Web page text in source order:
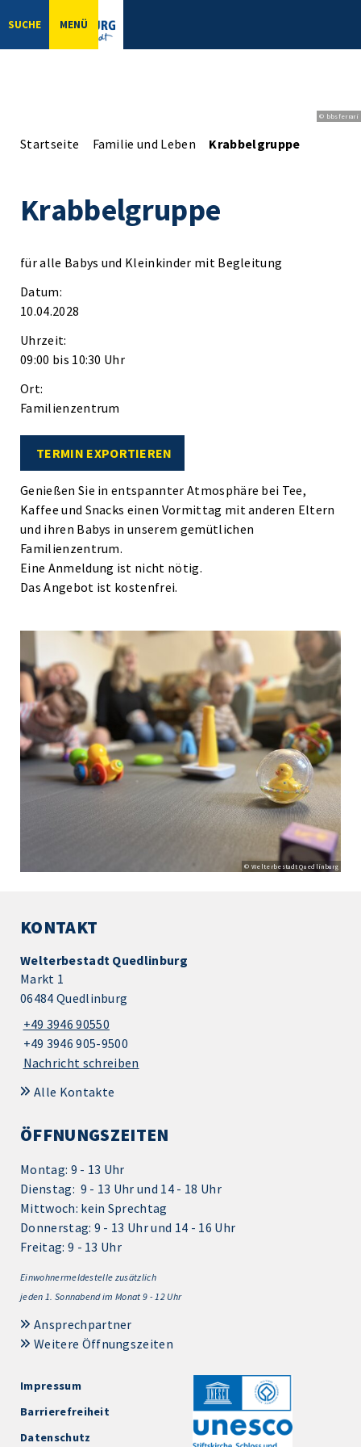
SUCHE MENÜ
© bbsferrari
Startseite Familie und Leben Krabbelgruppe
Krabbelgruppe
für alle Babys und Kleinkinder mit Begleitung
Datum:
10.04.2028
Uhrzeit:
09:00 bis 10:30 Uhr
Ort:
Familienzentrum
TERMIN EXPORTIEREN
Genießen Sie in entspannter Atmosphäre bei Tee,
Kaffee und Snacks einen Vormittag mit anderen Eltern
und ihren Babys in unserem gemütlichen
Familienzentrum.
Eine Anmeldung ist nicht nötig.
Das Angebot ist kostenfrei.
© Welterbestadt Quedlinburg
KONTAKT
Welterbestadt Quedlinburg
Markt 1
06484 Quedlinburg
+49 3946 90550
+49 3946 905-9500
Nachricht schreiben
Alle Kontakte
ÖFFNUNGSZEITEN
Montag: 9 - 13 Uhr
Dienstag: 9 - 13 Uhr und 14 - 18 Uhr
Mittwoch: kein Sprechtag
Donnerstag: 9 - 13 Uhr und 14 - 16 Uhr
Freitag: 9 - 13 Uhr
Einwohnermeldestelle zusätzlich
jeden 1. Sonnabend im Monat 9 - 12 Uhr
Ansprechpartner
Weitere Öffnungszeiten
Impressum
Barrierefreiheit
Datenschutz